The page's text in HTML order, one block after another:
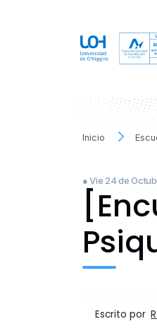
Inicio
● Vie 24 de
Escrito por